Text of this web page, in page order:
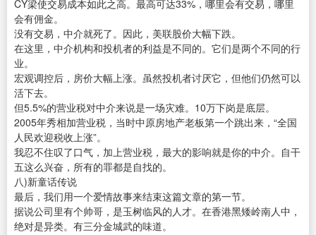
CY梁使交易成本如此之高。最高可达33%，哪里会有交易，哪里
会有佣金。
没有交易，中介就死了。因此，美联股价大幅下跌。
在这里，中介机构和投机者的利益是不同的。它们是两个不同的行
业。
宏观调控后，房价大幅上涨。虽然投机者讨厌它，但他们仍然可以
活下去。
但5.5%的营业税对中介来说是一场灾难。10万下岗是底层。
2005年秀相加营业税，当时中原房地产老板第一个跳出来，“全国
人民欢迎税收上涨”。
我忍不住叹了口气，加上营业税，最大的影响就是你的中介。自干
五这么兴奋，所有的罪都是自找的。
八)新童话传说
最后，我们用一个爱情故事来结束这篇文章的第一节。
据说公司里有个帅哥，是玉树临风的人才。在香港黑矮岭南人中，
绝对是异类。有三分金城武的味道。